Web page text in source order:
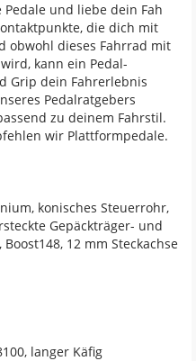
und liebe dein Fah
die dich mit
obwohl dieses Fahrrad mit
kann ein Pedal-
Grip dein Fahrerlebnis
Pedalratgebers
zu deinem Fahrstil.
wir Plattformpedale.
konisches Steuerrohr,
Gepäckträger- und
12 mm Steckachse
langer Käfig